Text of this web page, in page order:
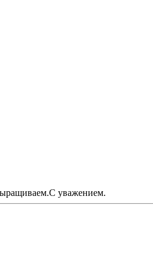
уважением.